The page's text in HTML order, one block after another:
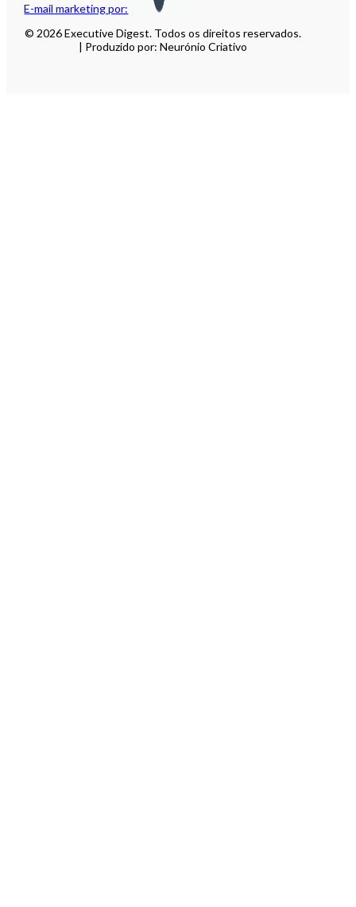
E-mail marketing por:
© 2026 Executive Digest. Todos os direitos reservados.
| Produzido por: Neurónio Criativo